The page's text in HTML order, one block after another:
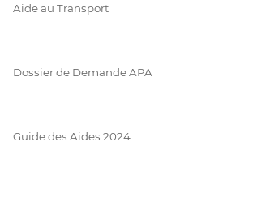
Aide au Transport
Dossier de Demande APA
Guide des Aides 2024